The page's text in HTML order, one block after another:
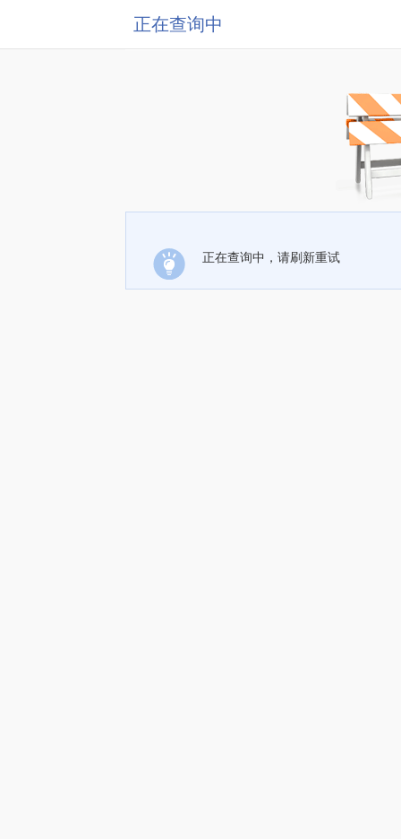
正在查询中
正在查询中，请刷新重试